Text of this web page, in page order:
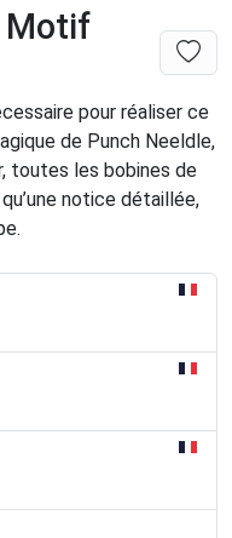
Motif
pour réaliser ce
de Punch Neeldle,
toutes les bobines de
notice détaillée,